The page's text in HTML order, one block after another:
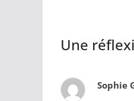
Une
Sophie